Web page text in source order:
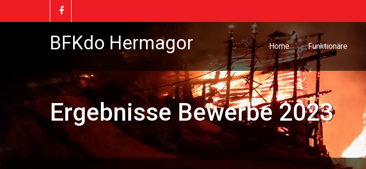
BFKdo Hermagor Home Funktionäre
Ergebnisse Bewerbe 2023